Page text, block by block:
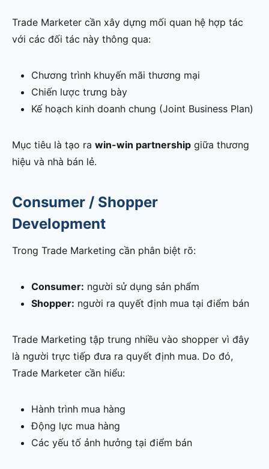
Trade Marketer cần xây dựng mối quan hệ hợp tác
với các đối tác này thông qua:
Chương trình khuyến mãi thương mại
Chiến lược trưng bày
Kế hoạch kinh doanh chung (Joint Business Plan)
Mục tiêu là tạo ra win-win partnership giữa thương
hiệu và nhà bán lẻ.
Consumer / Shopper
Development
Trong Trade Marketing cần phân biệt rõ:
Consumer: người sử dụng sản phẩm
Shopper: người ra quyết định mua tại điểm bán
Trade Marketing tập trung nhiều vào shopper vì đây
là người trực tiếp đưa ra quyết định mua. Do đó,
Trade Marketer cần hiểu:
Hành trình mua hàng
Động lực mua hàng
Các yếu tố ảnh hưởng tại điểm bán